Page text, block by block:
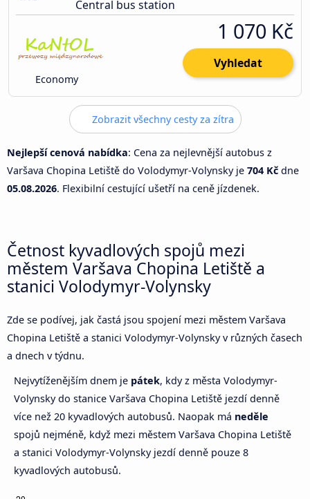
Central bus station
Economy
1 070 Kč
Vyhledat
Zobrazit všechny cesty za zítra
Nejlepší cenová nabídka: Cena za nejlevnější autobus z
Varšava Chopina Letiště do Volodymyr-Volynsky je 704 Kč dne
05.08.2026. Flexibilní cestující ušetří na ceně jízdenek.
Četnost kyvadlových spojů mezi
městem Varšava Chopina Letiště a
stanici Volodymyr-Volynsky
Zde se podívej, jak častá jsou spojení mezi městem Varšava
Chopina Letiště a stanici Volodymyr-Volynsky v různých časech
a dnech v týdnu.
Nejvytíženějším dnem je pátek, kdy z města Volodymyr-
Volynsky do stanice Varšava Chopina Letiště jezdí denně
více než 20 kyvadlových autobusů. Naopak má neděle
spojů nejméně, když mezi městem Varšava Chopina Letiště
a stanici Volodymyr-Volynsky jezdí denně pouze 8
kyvadlových autobusů.